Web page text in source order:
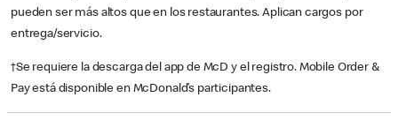
pueden ser más altos que en los restaurantes. Aplican cargos por
entrega/servicio.
†Se requiere la descarga del app de McD y el registro. Mobile Order &
Pay está disponible en McDonald’s participantes.